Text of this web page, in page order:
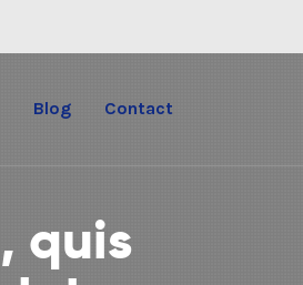
Blog Contact
quis